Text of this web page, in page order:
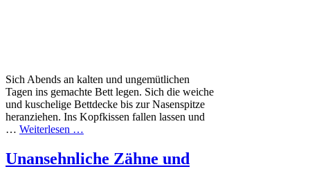
Sich Abends an kalten und ungemütlichen
Tagen ins gemachte Bett legen. Sich die weiche
und kuschelige Bettdecke bis zur Nasenspitze
heranziehen. Ins Kopfkissen fallen lassen und
… Weiterlesen …
Unansehnliche Zähne und